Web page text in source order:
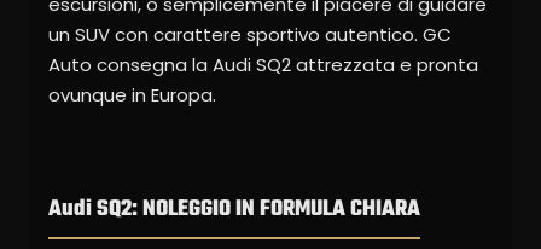
un SUV con carattere sportivo autentico. GC
Auto consegna la Audi SQ2 attrezzata e pronta
ovunque in Europa.
Audi SQ2: NOLEGGIO IN FORMULA CHIARA